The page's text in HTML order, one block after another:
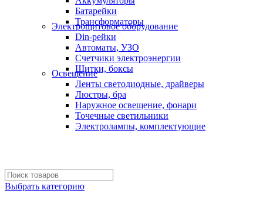
Батарейки
Трансформаторы
Электрощитовое оборудование
Din-рейки
Автоматы, УЗО
Счетчики электроэнергии
Щитки, боксы
Освещение
Ленты светодиодные, драйверы
Люстры, бра
Наружное освещение, фонари
Точечные светильники
Электролампы, комплектующие
Выбрать категорию